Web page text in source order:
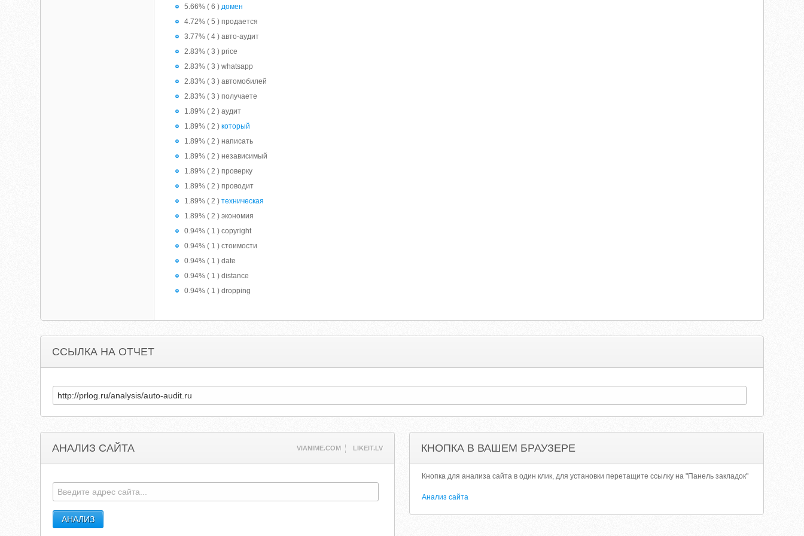
5.66% ( 6 )домен
4.72% ( 5 ) продается
3.77% ( 4 ) авто-аудит
2.83% ( 3 ) price
2.83% ( 3 ) whatsapp
2.83% ( 3 ) автомобилей
2.83% ( 3 ) получаете
1.89% ( 2 ) аудит
1.89% ( 2 )который
1.89% ( 2 ) написать
1.89% ( 2 ) независимый
1.89% ( 2 ) проверку
1.89% ( 2 ) проводит
1.89% ( 2 )техническая
1.89% ( 2 ) экономия
0.94% ( 1 ) copyright
0.94% ( 1 ) cтоимости
0.94% ( 1 ) date
0.94% ( 1 ) distance
0.94% ( 1 ) dropping
ССЫЛКА НА ОТЧЕТ
АНАЛИЗ САЙТА VIANIME.COM LIKEIT.LV КНОПКА В ВАШЕМ БРАУЗЕРЕ
Кнопка для анализа сайта в один клик, для установки перетащите ссылку на "Панель закладок"
Анализ сайта